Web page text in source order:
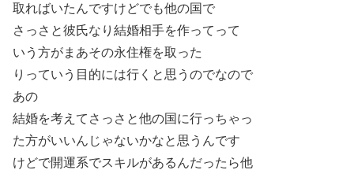
取ればいたんですけどでも他の国で
さっさと彼氏なり結婚相手を作ってって
いう方がまあその永住権を取った
りっていう目的には行くと思うのでなので
あの
結婚を考えてさっさと他の国に行っちゃっ
た方がいいんじゃないかなと思うんです
けどで開運系でスキルがあるんだったら他